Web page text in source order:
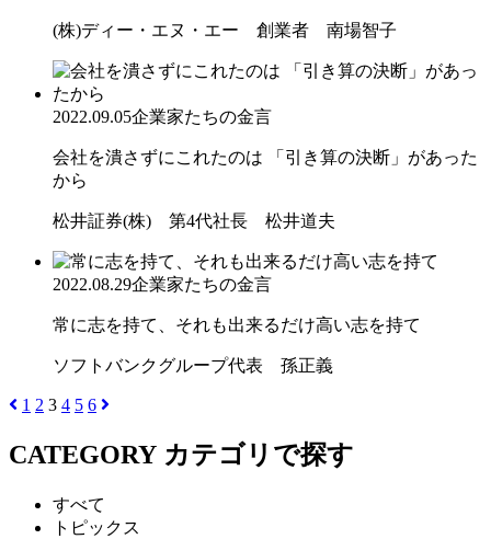
(株)ディー・エヌ・エー 創業者 南場智子
2022.09.05企業家たちの金言
会社を潰さずにこれたのは 「引き算の決断」があった
から
松井証券(株) 第4代社長 松井道夫
2022.08.29企業家たちの金言
常に志を持て、それも出来るだけ高い志を持て
ソフトバンクグループ代表 孫正義
1 2 3 4 5 6
CATEGORY カテゴリで探す
すべて
トピックス